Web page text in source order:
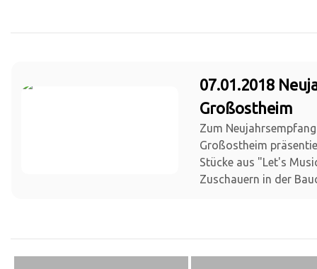
07.01.2018
Großostheim
Zum
Großostheim
Stücke aus "Let's
Zuschauern in der